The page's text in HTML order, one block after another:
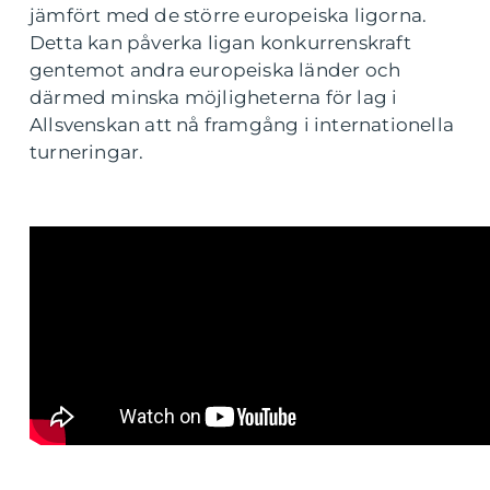
jämfört med de större europeiska ligorna.
Detta kan påverka ligan konkurrenskraft
gentemot andra europeiska länder och
därmed minska möjligheterna för lag i
Allsvenskan att nå framgång i internationella
turneringar.